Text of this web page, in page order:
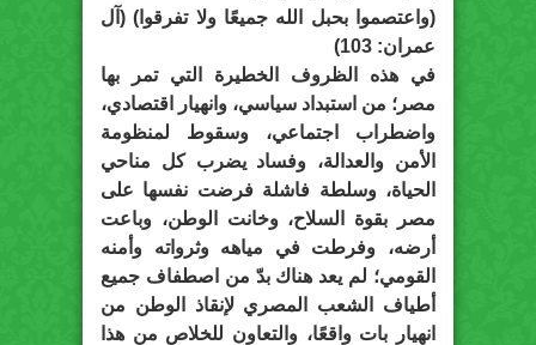
(واعتصموا بحبل الله جميعًا ولا تفرقوا) (آل
عمران: 103)
في هذه الظروف الخطيرة التي تمر بها
مصر؛ من استبداد سياسي، وانهيار اقتصادي،
واضطراب اجتماعي، وسقوط لمنظومة
الأمن والعدالة، وفساد يضرب كل مناحي
الحياة، وسلطة فاشلة فرضت نفسها على
مصر بقوة السلاح، وخانت الوطن، وباعت
أرضه، وفرطت في مياهه وثرواته وأمنه
القومي؛ لم يعد هناك بدّ من اصطفاف جميع
أطياف الشعب المصري لإنقاذ الوطن من
انهيار بات واقعًا، والتعاون للخلاص من هذا